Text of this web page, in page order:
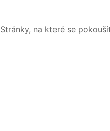
Stránky, na které se